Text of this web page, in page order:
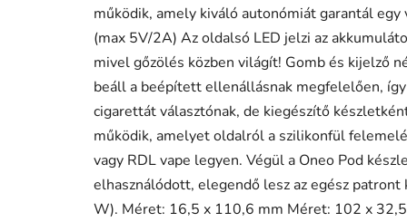
működik, amely kiváló autonómiát garantál
(max 5V/2A) Az oldalsó LED jelzi az
mivel gőzölés közben világít! Gomb és kijelző
beáll a beépített ellenállásnak megfelelően,
cigarettát választónak, de kiegészítő
működik, amelyet oldalról a szilikonfül
vagy RDL vape legyen. Végül a Oneo Pod
elhasználódott, elegendő lesz az egész
W). Méret: 16,5 x 110,6 mm Méret: 102 x